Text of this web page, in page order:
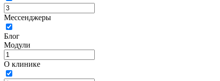
Мессенджеры
Блог
Модули
О клинике